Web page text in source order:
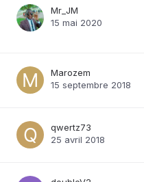
Mr_JM
15 mai 2020
Marozem
15 septembre 2018
qwertz73
25 avril 2018